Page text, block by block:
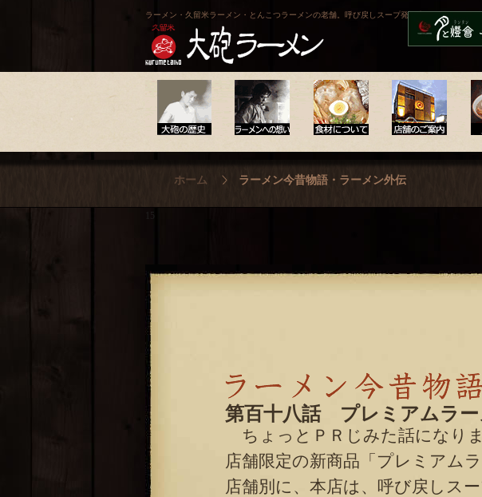
ラーメン・久留米ラーメン・とんこつラーメンの老舗。呼び戻しスープ発祥店。
燈會ランタン”
大砲の歴史 ラーメンへの想い 食材について 店舗のご案内 メニ
ホーム ラーメン今昔物語・ラーメン外伝
15
第百十八話 プレミアムラー
ちょっとＰＲじみた話になり
店舗限定の新商品「プレミアム
店舗別に、本店は、呼び戻しス